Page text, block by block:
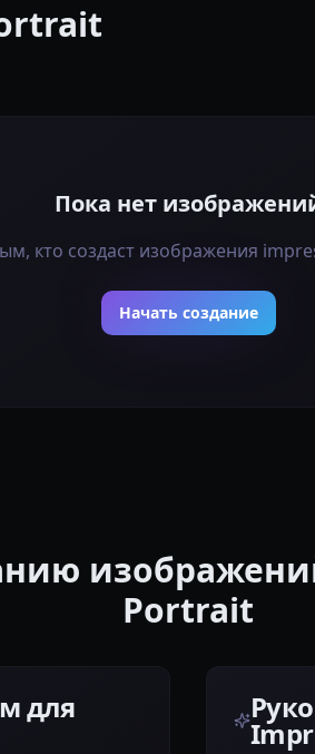
Пока нет
кто создаст изображения
Начать создание
Portrait
для